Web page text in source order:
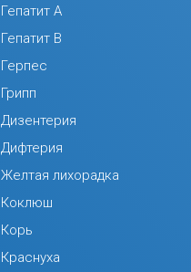
Гепатит А
Гепатит В
Герпес
Грипп
Дизентерия
Дифтерия
Желтая лихорадка
Коклюш
Корь
Краснуха